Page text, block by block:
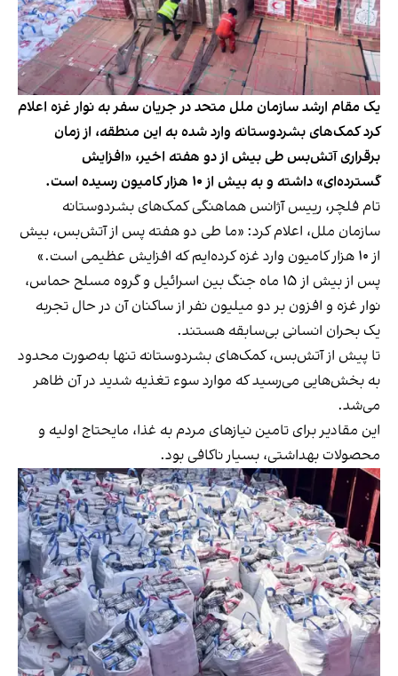
یک مقام ارشد سازمان ملل متحد در جریان سفر به نوار غزه اعلام
کرد کمک‌های بشردوستانه وارد شده به این منطقه، از زمان
برقراری آتش‌بس طی بیش از دو هفته اخیر، «افزایش
گسترده‌ای» داشته و به بیش از ۱۰ هزار کامیون رسیده است.
تام فلچر، رییس آژانس هماهنگی کمک‌های بشردوستانه
سازمان ملل، اعلام کرد: «ما طی دو هفته پس از آتش‌بس، بیش
از ۱۰ هزار کامیون وارد غزه کرده‌ایم که افزایش عظیمی است.»
پس از بیش از ۱۵ ماه جنگ بین اسرائیل و گروه مسلح حماس،
نوار غزه و افزون بر دو میلیون نفر از ساکنان آن در حال تجربه
یک بحران انسانی بی‌سابقه هستند.
تا پیش از آتش‌بس، کمک‌های بشردوستانه تنها به‌صورت محدود
به بخش‌هایی می‌رسید که موارد سوء تغذیه شدید در آن ظاهر
می‌شد.
این مقادیر برای تامین نیازهای مردم به غذا، مایحتاج اولیه و
محصولات بهداشتی، بسیار ناکافی بود.